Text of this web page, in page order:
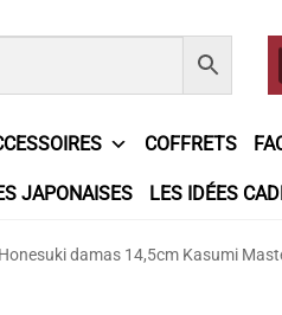
COFFRETS
JAPONAISES LES IDÉES
de devis Expédition le jour
damas 14,5cm Kasumi